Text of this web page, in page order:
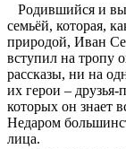
Родившийся и
семьёй, которая,
природой, Иван
вступил на тропу
рассказы, ни на
их герои – друзья-
которых он знает
Недаром
лица.